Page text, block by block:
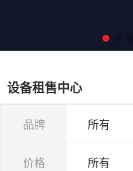
设备租售中心
品牌 所有
价格 所有